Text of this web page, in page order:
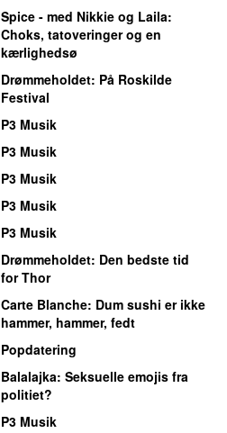
Spice - med Nikkie og Laila:
Choks, tatoveringer og en
kærlighedsø
Drømmeholdet: På Roskilde
Festival
P3 Musik
P3 Musik
P3 Musik
P3 Musik
P3 Musik
Drømmeholdet: Den bedste tid
for Thor
Carte Blanche: Dum sushi er ikke
hammer, hammer, fedt
Popdatering
Balalajka: Seksuelle emojis fra
politiet?
P3 Musik